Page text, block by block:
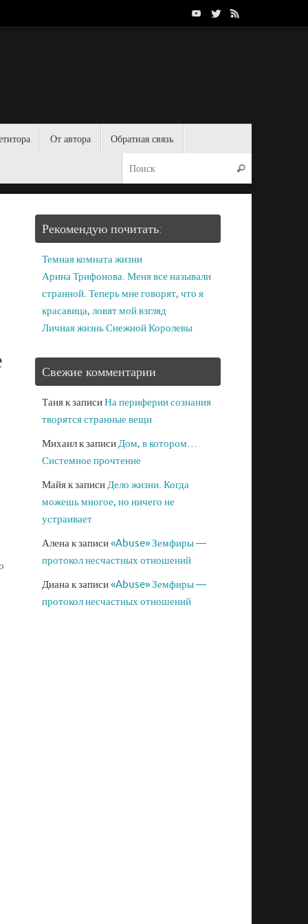
От автора Обратная связь
Рекомендую почитать:
Темная комната жизни
Арина Трифонова. Меня все называли
странной. Теперь мне говорят, что я
красавица, ловят мой взгляд
Личная жизнь Снежной Королевы
Свежие комментарии
Таняк записиНа периферии сознания
творятся странные вещи
Михаилк записиДом, в котором…
Системное прочтение
Майяк записиДело жизни. Когда
можешь многое, но ничего не
устраивает
Аленак записи«Abuse» Земфиры —
протокол несчастных отношений
Дианак записи«Abuse» Земфиры —
протокол несчастных отношений